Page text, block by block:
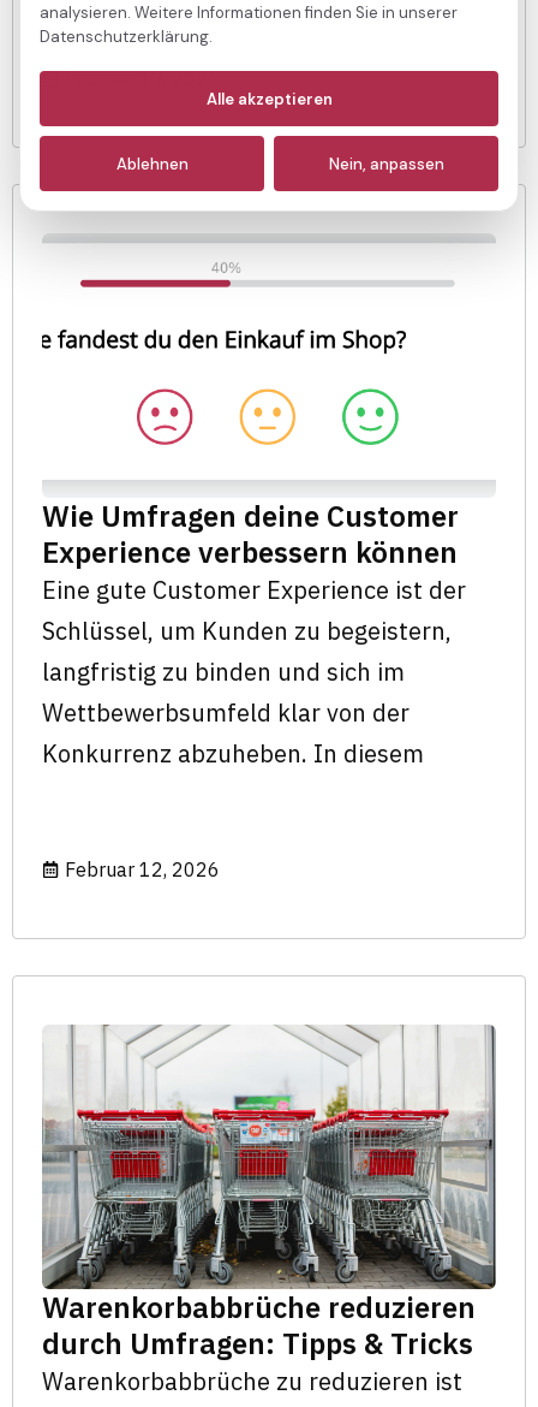
Februar 19, 2026
Wie Umfragen deine Customer
Experience verbessern können
Eine gute Customer Experience ist der
Schlüssel, um Kunden zu begeistern,
langfristig zu binden und sich im
Wettbewerbsumfeld klar von der
Konkurrenz abzuheben. In diesem
Februar 12, 2026
Warenkorbabbrüche reduzieren
durch Umfragen: Tipps & Tricks
Warenkorbabbrüche zu reduzieren ist
analysieren. Weitere Informationen finden Sie in unserer
Datenschutzerklärung.
(immer aktiv)
Analyse
Alle akzeptieren
Ablehnen Nein, anpassen